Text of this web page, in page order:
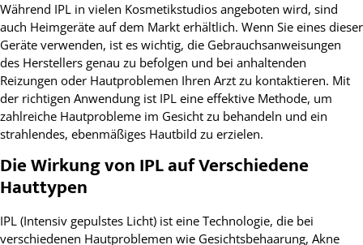
Während IPL in vielen Kosmetikstudios angeboten wird, sind
auch Heimgeräte auf dem Markt erhältlich. Wenn Sie eines dieser
Geräte verwenden, ist es wichtig, die Gebrauchsanweisungen
des Herstellers genau zu befolgen und bei anhaltenden
Reizungen oder Hautproblemen Ihren Arzt zu kontaktieren. Mit
der richtigen Anwendung ist IPL eine effektive Methode, um
zahlreiche Hautprobleme im Gesicht zu behandeln und ein
strahlendes, ebenmäßiges Hautbild zu erzielen.
Die Wirkung von IPL auf Verschiedene
Hauttypen
IPL (Intensiv gepulstes Licht) ist eine Technologie, die bei
verschiedenen Hautproblemen wie Gesichtsbehaarung, Akne